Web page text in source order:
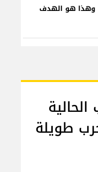
وهذا هو الهدف
طويلة